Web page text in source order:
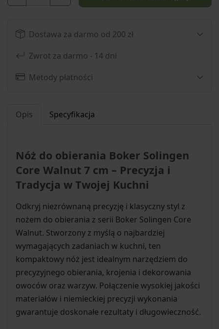
Dostawa za darmo od 200 zł
Zwrot za darmo - 14 dni
Metody płatności
Opis Specyfikacja
Nóż do obierania Boker Solingen
Core Walnut 7 cm – Precyzja i
Tradycja w Twojej Kuchni
Odkryj niezrównaną precyzję i klasyczny styl z
nożem do obierania z serii Boker Solingen Core
Walnut. Stworzony z myślą o najbardziej
wymagających zadaniach w kuchni, ten
kompaktowy nóż jest idealnym narzędziem do
precyzyjnego obierania, krojenia i dekorowania
owoców oraz warzyw. Połączenie wysokiej jakości
materiałów i niemieckiej precyzji wykonania
gwarantuje doskonałe rezultaty i długowieczność.